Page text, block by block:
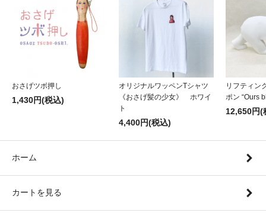
おさげツボ押し
1,430円(税込)
オリジナルワッペンTシャツ
《おさげ髪の少女》 ホワイ
ト
4,400円(税込)
リフティ
ポン “Ours
12,650円(
ホーム
カートを見る